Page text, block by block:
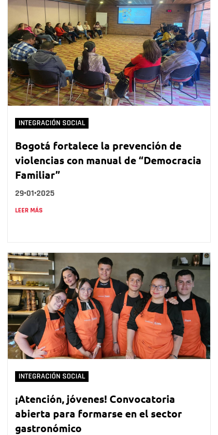
INTEGRACIÓN SOCIAL
Bogotá fortalece la prevención de
violencias con manual de “Democracia
Familiar”
29•01•2025
LEER MÁS
INTEGRACIÓN SOCIAL
¡Atención, jóvenes! Convocatoria
abierta para formarse en el sector
gastronómico